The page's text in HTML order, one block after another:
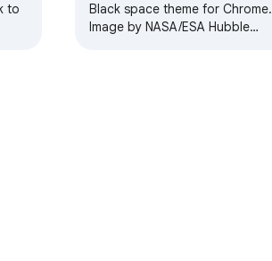
Black space theme for Chrome.
Image by NASA/ESA Hubble